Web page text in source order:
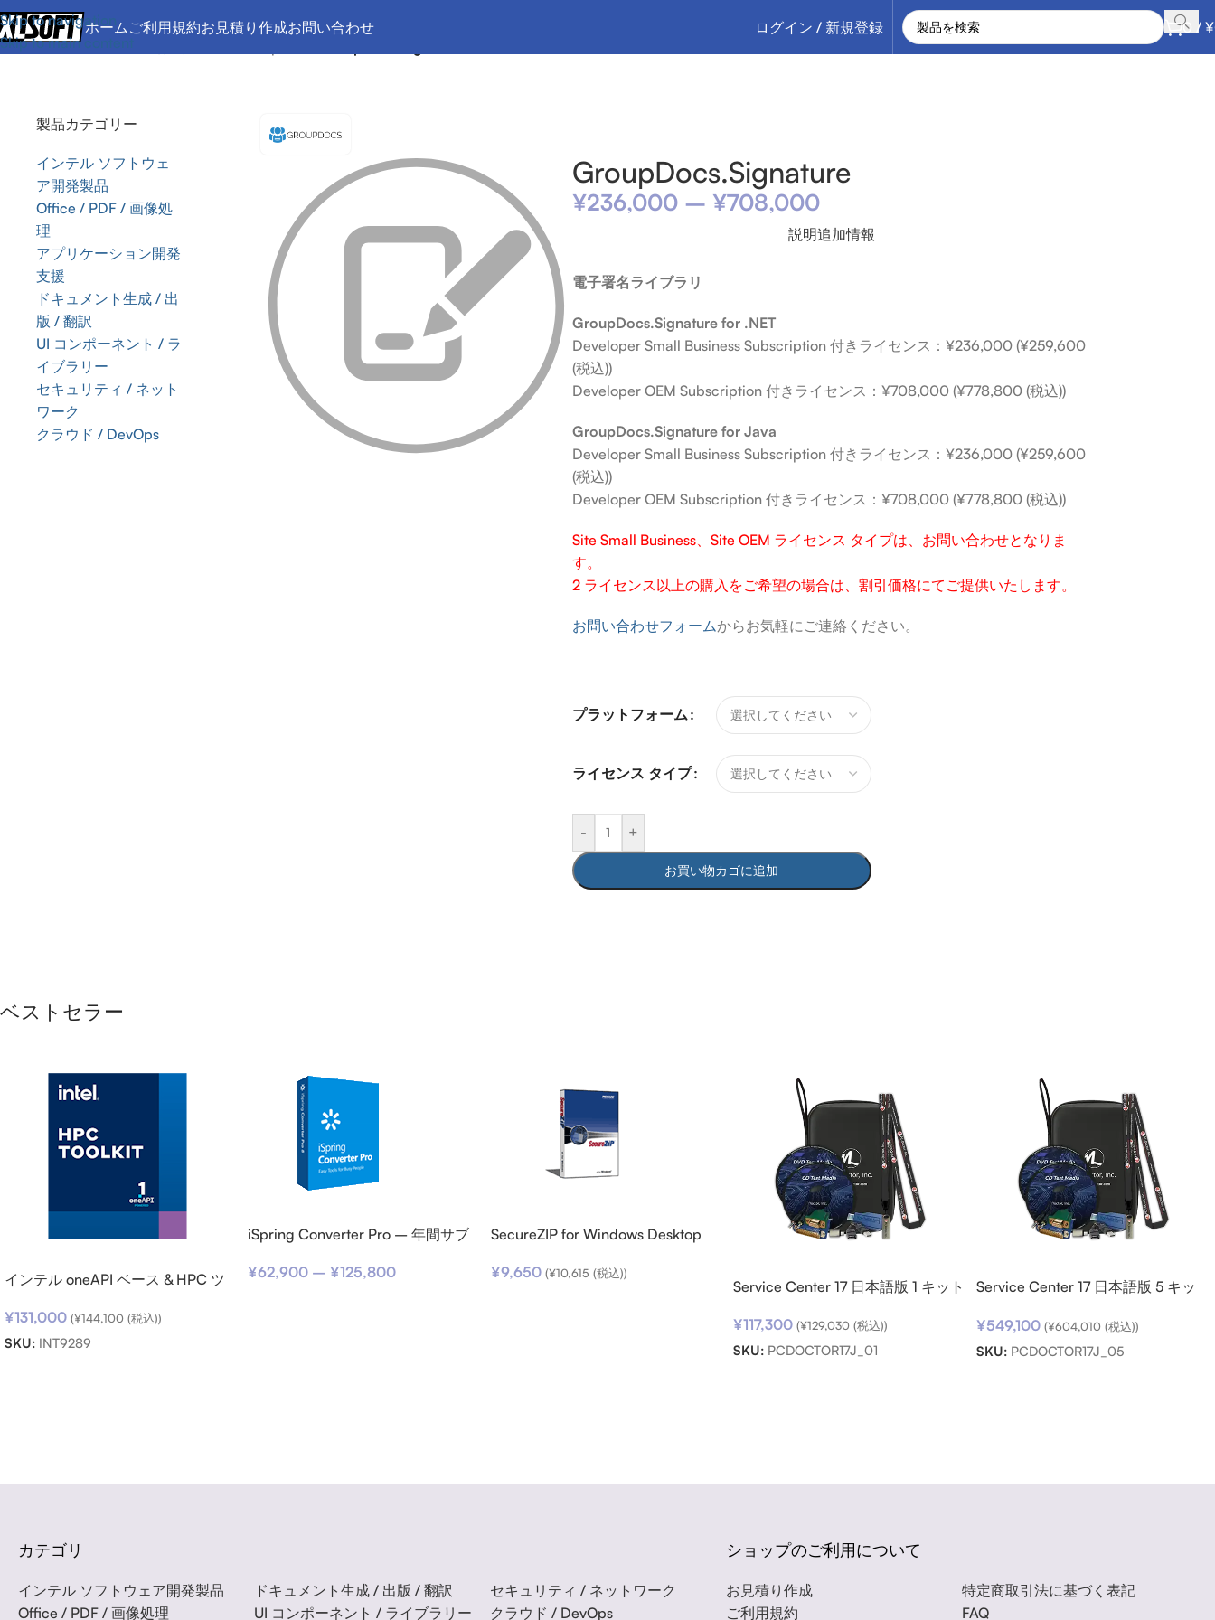
Skip to navigation
Skip to main content
ホーム ご利用規約お見積り作成お問い合わせ ログイン / 新規登録 0 / ¥
ホーム/Office / PDF / 画像処理
製品カテゴリー
インテル ソフトウェ
ア開発製品
Office / PDF / 画像処
理
アプリケーション開発
支援
ドキュメント生成 / 出
版 / 翻訳
UI コンポーネント / ラ
イブラリー
セキュリティ / ネット
ワーク
クラウド / DevOps
GroupDocs.Signature
¥236,000 – ¥708,000
説明追加情報
電子署名ライブラリ
GroupDocs.Signature for .NET
Developer Small Business Subscription 付きライセンス：¥236,000 (¥259,600
(税込))
Developer OEM Subscription 付きライセンス：¥708,000 (¥778,800 (税込))
GroupDocs.Signature for Java
Developer Small Business Subscription 付きライセンス：¥236,000 (¥259,600
(税込))
Developer OEM Subscription 付きライセンス：¥708,000 (¥778,800 (税込))
Site Small Business、Site OEM ライセンス タイプは、お問い合わせとなりま
す。
2 ライセンス以上の購入をご希望の場合は、割引価格にてご提供いたします。
お問い合わせフォームからお気軽にご連絡ください。
プラットフォーム
ライセンス タイプ
- +
お買い物カゴに追加
ベストセラー
インテル oneAPI ベース & HPC ツ
(期限内更新用)
¥131,000 (¥144,100 (税込))
SKU: INT9289
iSpring Converter Pro – 年間サブ
¥62,900 – ¥125,800
SecureZIP for Windows Desktop
¥9,650 (¥10,615 (税込))
Service Center 17 日本語版 1 キット
¥117,300 (¥129,030 (税込))
SKU: PCDOCTOR17J_01
Service Center 17 日本語版 5 キッ
¥549,100 (¥604,010 (税込))
SKU: PCDOCTOR17J_05
カテゴリ
インテル ソフトウェア開発製品
Office / PDF / 画像処理
ドキュメント生成 / 出版 / 翻訳
UI コンポーネント / ライブラリー
セキュリティ / ネットワーク
クラウド / DevOps
ショップのご利用について
お見積り作成
ご利用規約
特定商取引法に基づく表記
FAQ